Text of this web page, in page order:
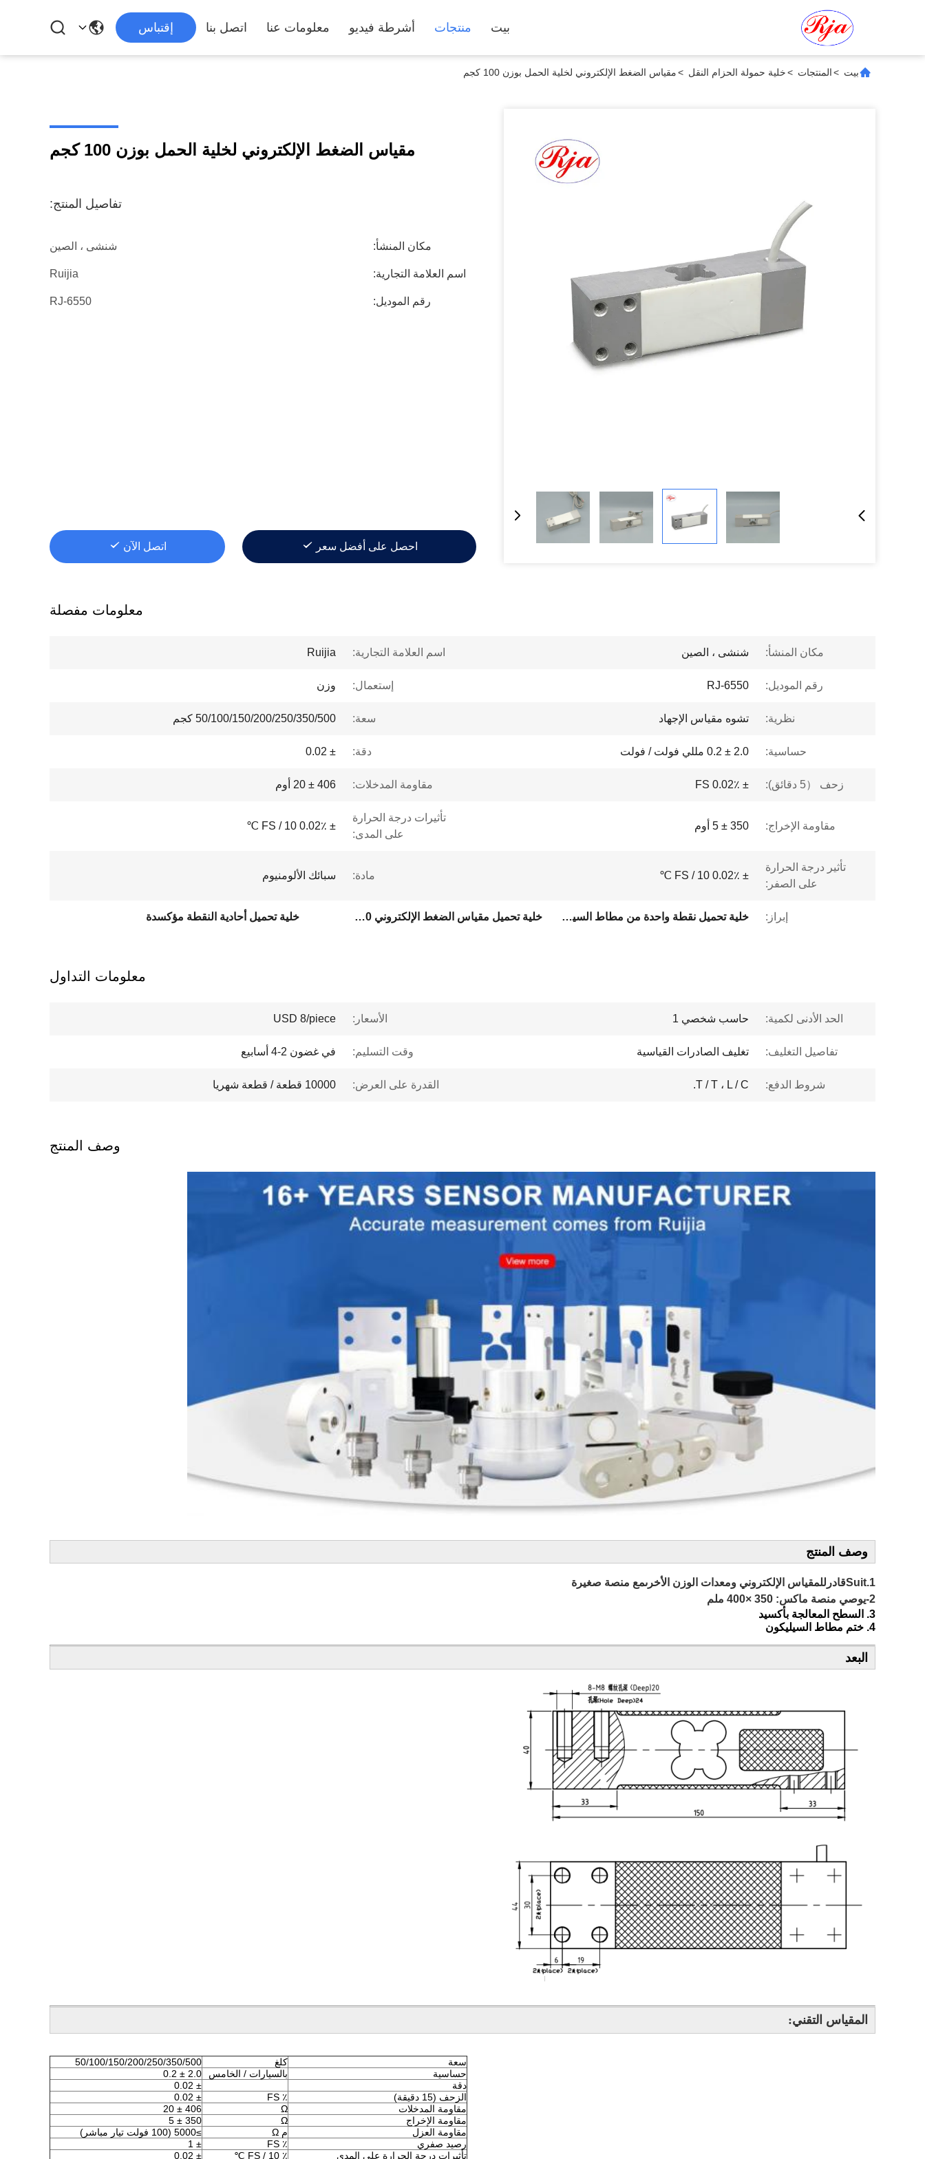
بيت منتجات أشرطة فيديو معلومات عنا اتصل بنا إقتباس
بيت >المنتجات >خلية حمولة الحزام النقل >مقياس الضغط الإلكتروني لخلية الحمل بوزن 100 كجم
مقياس الضغط الإلكتروني لخلية الحمل بوزن 100 كجم
تفاصيل المنتج:
مكان المنشأ: شنشى ، الصين
اسم العلامة التجارية: Ruijia
رقم الموديل: RJ-6550
احصل على أفضل سعر اتصل الآن
معلومات مفصلة
مكان المنشأ: شنشى ، الصين اسم العلامة التجارية: Ruijia
رقم الموديل: RJ-6550 إستعمال: وزن
نظرية: تشوه مقياس الإجهاد سعة: 50/100/150/200/250/350/500 كجم
حساسية: 2.0 ± 0.2 مللي فولت / فولت دقة: ± 0.02
زحف （5 دقائق): ± 0.02٪ FS مقاومة المدخلات: 406 ± 20 أوم
مقاومة الإخراج: 350 ± 5 أوم
تأثيرات درجة الحرارة
على المدى:
± 0.02٪ FS / 10 ℃
تأثير درجة الحرارة
على الصفر:
± 0.02٪ FS / 10 ℃ مادة: سبائك الألومنيوم
إبراز: خلية تحميل نقطة واحدة من مطاط السيليكون خلية تحميل مقياس الضغط الإلكتروني 100 كجم خلية تحميل أحادية النقطة مؤكسدة
معلومات التداول
الحد الأدنى لكمية: حاسب شخصي 1 الأسعار: USD 8/piece
تفاصيل التغليف: تغليف الصادرات القياسية وقت التسليم: في غضون 2-4 أسابيع
شروط الدفع: T / T ، L / C. القدرة على العرض: 10000 قطعة / قطعة شهريا
وصف المنتج
وصف المنتج
1.S
uit قادر للمقياس الإلكتروني ومعدات الوزن الأخرىمع منصة صغيرة
2-يوصي منصة ماكس: 3
50 ×
400 ملم
3. السطح المعالجة بأكسيد
4. ختم مطاط السيليكون
البعد
المقياس التقني:
سعة كلغ
50/100/150/200/250/350/500
حساسية
بالسيارات / الخامس
2.0 ± 0.2
دقة
± 0.02
الزحف (15 دقيقة)
٪ FS
± 0.02
مقاومة المدخلات
Ω
406 ± 20
مقاومة الإخراج
Ω
350 ± 5
مقاومة العزل
م Ω
≥5000 (100 فولت تيار مباشر)
رصيد صفري
٪ FS
± 1
تأثيرات درجة الحرارة على المدى
٪ FS / 10 ℃ ± 0.02